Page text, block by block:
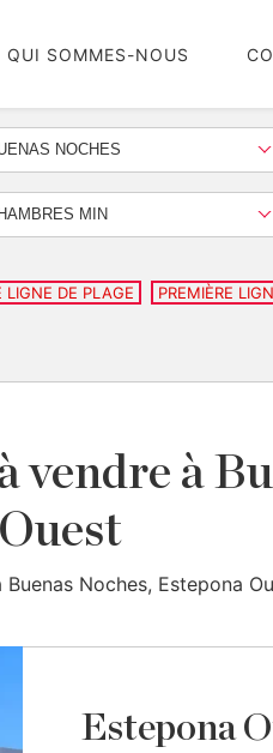
QUI SOMMES-NOUS
NOCHES
MIN
LIGNE DE PLAGE PREMIÈRE
vendre à
Noches, Estepona
Estepona